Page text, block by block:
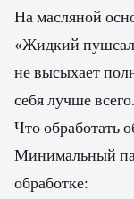
На масляной
«Жидкий
не высыхает
себя лучше всего.
Что обработать
Минимальный
обработке: